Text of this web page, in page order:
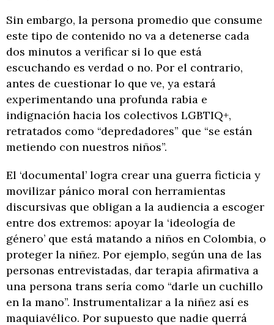
Sin embargo, la persona promedio que consume
este tipo de contenido no va a detenerse cada
dos minutos a verificar si lo que está
escuchando es verdad o no. Por el contrario,
antes de cuestionar lo que ve, ya estará
experimentando una profunda rabia e
indignación hacia los colectivos LGBTIQ+,
retratados como “depredadores” que “se están
metiendo con nuestros niños”.
El ‘documental’ logra crear una guerra ficticia y
movilizar pánico moral con herramientas
discursivas que obligan a la audiencia a escoger
entre dos extremos: apoyar la ‘ideología de
género’ que está matando a niños en Colombia, o
proteger la niñez. Por ejemplo, según una de las
personas entrevistadas, dar terapia afirmativa a
una persona trans sería como “darle un cuchillo
en la mano”. Instrumentalizar a la niñez así es
maquiavélico. Por supuesto que nadie querrá